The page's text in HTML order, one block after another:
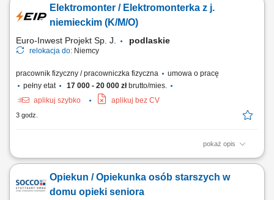
umiejętności w obsłudze i ustawianiu urządzeń CNC oraz chcą
pracować w nowoczesnym, dobrze wyposażonym środowisku
Elektromonter / Elektromonterka z j.
niemieckim (K/M/O)
Euro-Inwest Projekt Sp. J. podlaskie
relokacja do: Niemcy
pracownik fizyczny / pracowniczka fizyczna
umowa o pracę
pełny etat
17 000 - 20 000 złbrutto/mies.
aplikuj szybko
aplikuj bez CV
3 godz.
pokaż opis
Montaż i budowa tras oraz linii kablowych. Montaż instalacji
oświetlenia oraz rozdzielnic/szaf sterowniczych. Codzienna
komunikacja z Kierownictwem w języku niemieckim.
Opiekun / Opiekunka osób starszych w
domu opieki seniora